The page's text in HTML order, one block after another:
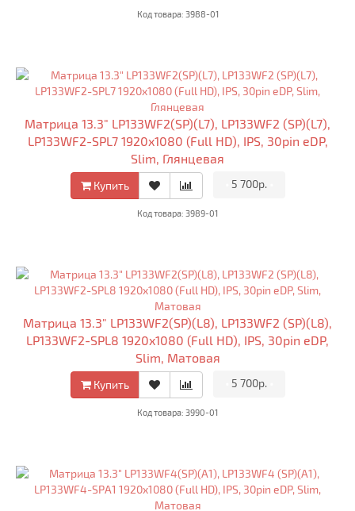
Код товара: 3988-01
Матрица 13.3" LP133WF2(SP)(L7), LP133WF2 (SP)(L7),
LP133WF2-SPL7 1920x1080 (Full HD), IPS, 30pin eDP,
Slim, Глянцевая
Купить 5 700р.
Код товара: 3989-01
Матрица 13.3" LP133WF2(SP)(L8), LP133WF2 (SP)(L8),
LP133WF2-SPL8 1920x1080 (Full HD), IPS, 30pin eDP,
Slim, Матовая
Купить 5 700р.
Код товара: 3990-01